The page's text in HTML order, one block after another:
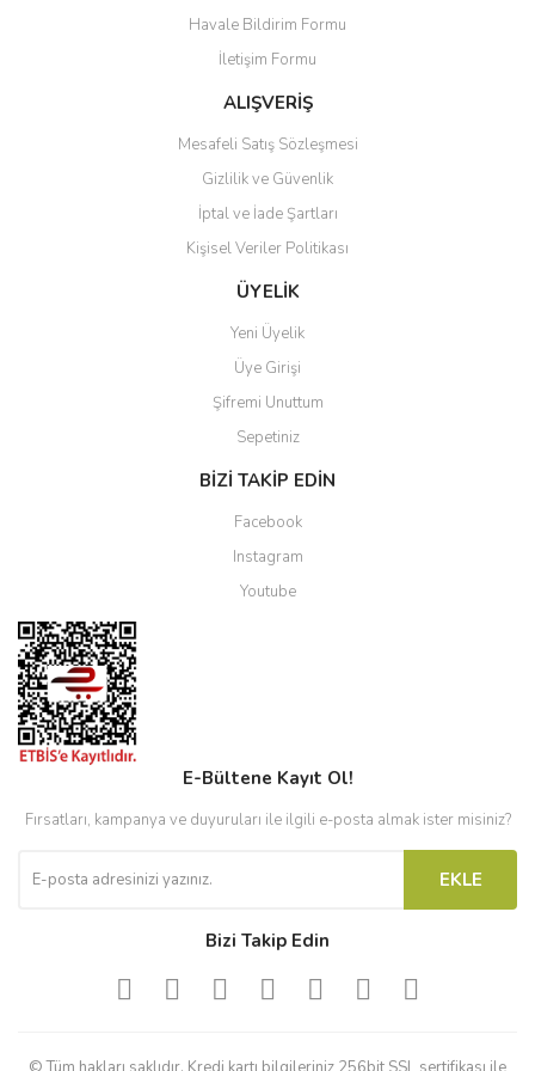
Ürün bilgilerinde hatalar bulunuyor.
Ürün fiyatı diğer sitelerden daha pahalı.
Bu ürüne benzer farklı alternatifler olmalı.
Gönder
Havale Bildirim Formu
İletişim Formu
ALIŞVERİŞ
Mesafeli Satış Sözleşmesi
Gizlilik ve Güvenlik
İptal ve İade Şartları
Kişisel Veriler Politikası
ÜYELİK
Yeni Üyelik
Üye Girişi
Şifremi Unuttum
Sepetiniz
BİZİ TAKİP EDİN
Facebook
Instagram
Youtube
E-Bültene Kayıt Ol!
Fırsatları, kampanya ve duyuruları ile ilgili e-posta almak ister misiniz?
EKLE
Bizi Takip Edin